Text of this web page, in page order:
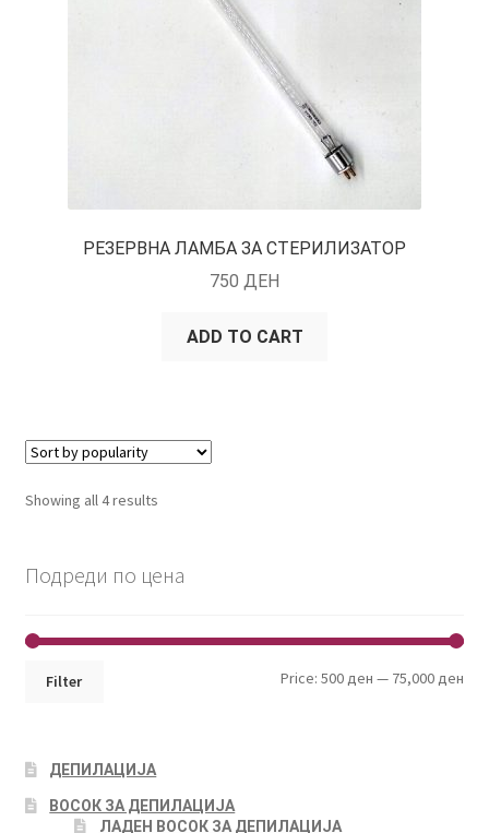
РЕЗЕРВНА ЛАМБА ЗА СТЕРИЛИЗАТОР
750 ДЕН
ADD TO CART
Showing all 4 results
Подреди по цена
Filter Price:500 ден — 75,000 ден
ДЕПИЛАЦИЈА
ВОСОК ЗА ДЕПИЛАЦИЈА
ЛАДЕН ВОСОК ЗА ДЕПИЛАЦИЈА